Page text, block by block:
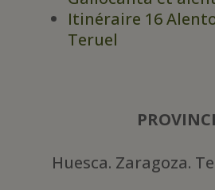
Itinéraire 16
Teruel
Huesca. Zaragoza.